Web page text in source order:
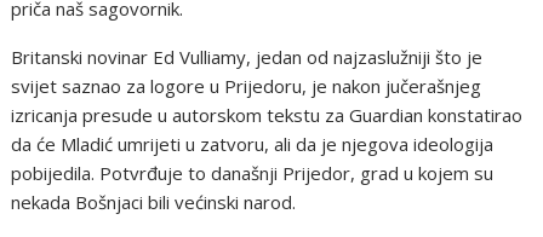
priča naš sagovornik.
Britanski novinar Ed Vulliamy, jedan od najzaslužniji što je
svijet saznao za logore u Prijedoru, je nakon jučerašnjeg
izricanja presude u autorskom tekstu za Guardian konstatirao
da će Mladić umrijeti u zatvoru, ali da je njegova ideologija
pobijedila. Potvrđuje to današnji Prijedor, grad u kojem su
nekada Bošnjaci bili većinski narod.